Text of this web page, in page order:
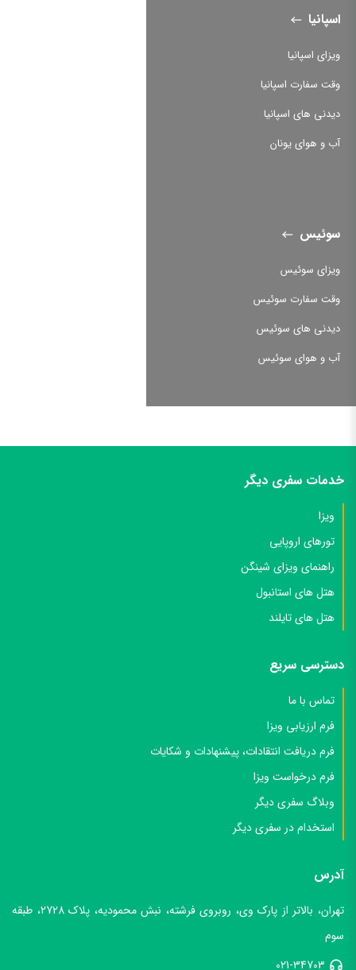
اسپانیا
ویزای اسپانیا
وقت سفارت اسپانیا
دیدنی های اسپانیا
آب و هوای یونان
سوئیس
ویزای سوئیس
وقت سفارت سوئیس
دیدنی های سوئیس
آب و هوای سوئیس
خدمات سفری دیگر
ویزا
تورهای اروپایی
راهنمای ویزای شینگن
هتل های استانبول
هتل های تایلند
دسترسی سریع
تماس با ما
فرم ارزیابی ویزا
فرم دریافت انتقادات، پیشنهادات و شکایات
فرم درخواست ویزا
وبلاگ سفری دیگر
استخدام در سفری دیگر
آدرس
تهران، بالاتر از پارک وی، روبروی فرشته، نبش محمودیه، پلاک 2728، طبقه
سوم
021-34703